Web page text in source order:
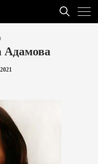
Адамова